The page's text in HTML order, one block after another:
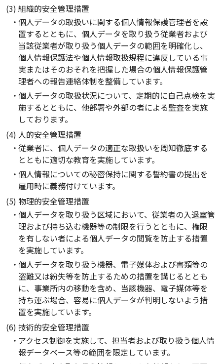
(3) 組織的安全管理措置
個人データの取扱いに関する個人情報保護管理者を設
置するとともに、個人データを取り扱う従業者および
当該従業者が取り扱う個人データの範囲を明確化し、
個人情報保護法や個人情報取扱規程に違反している事
実またはそのおそれを把握した場合の個人情報保護管
理者への報告連絡体制を整備しています。
個人データの取扱状況について、定期的に自己点検を実
施するとともに、他部署や外部の者による監査を実施
しております。
(4) 人的安全管理措置
従業者に、個人データの適正な取扱いを周知徹底する
とともに適切な教育を実施しています。
個人情報についての秘密保持に関する誓約書の提出を
雇用時に義務付けています。
(5) 物理的安全管理措置
個人データを取り扱う区域において、従業者の入退室管
理および持ち込む機器等の制限を行うとともに、権限
を有しない者による個人データの閲覧を防止する措置
を実施しています。
個人データを取り扱う機器、電子媒体および書類等の
盗難又は紛失等を防止するための措置を講じるととも
に、事業所内の移動を含め、当該機器、電子媒体等を
持ち運ぶ場合、容易に個人データが判明しないよう措
置を実施しています。
(6) 技術的安全管理措置
アクセス制御を実施して、担当者および取り扱う個人情
報データベース等の範囲を限定しています。